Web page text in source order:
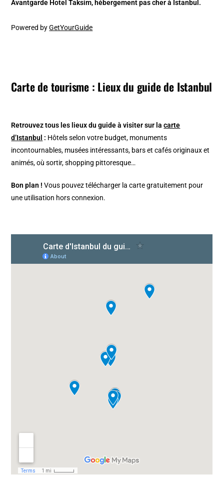
Avantgarde Hotel Taksim, hébergement pas cher à Istanbul.
Powered byGetYourGuide
Carte de tourisme : Lieux du guide de Istanbul
Retrouvez tous les lieux du guide à visiter sur lacarte
d’Istanbul : Hôtels selon votre budget, monuments
incontournables, musées intéressants, bars et cafés originaux et
animés, où sortir, shopping pittoresque…
Bon plan ! Vous pouvez télécharger la carte gratuitement pour
une utilisation hors connexion.